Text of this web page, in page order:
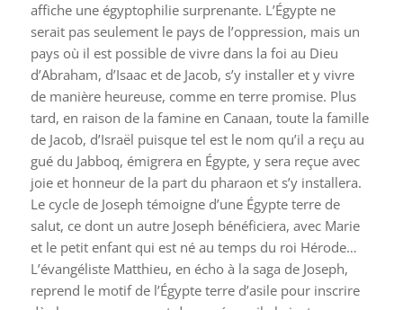
affiche une égyptophilie surprenante. L’Égypte ne
serait pas seulement le pays de l’oppression, mais un
pays où il est possible de vivre dans la foi au Dieu
d’Abraham, d’Isaac et de Jacob, s’y installer et y vivre
de manière heureuse, comme en terre promise. Plus
tard, en raison de la famine en Canaan, toute la famille
de Jacob, d’Israël puisque tel est le nom qu’il a reçu au
gué du Jabboq, émigrera en Égypte, y sera reçue avec
joie et honneur de la part du pharaon et s’y installera.
Le cycle de Joseph témoigne d’une Égypte terre de
salut, ce dont un autre Joseph bénéficiera, avec Marie
et le petit enfant qui est né au temps du roi Hérode…
L’évangéliste Matthieu, en écho à la saga de Joseph,
reprend le motif de l’Égypte terre d’asile pour inscrire